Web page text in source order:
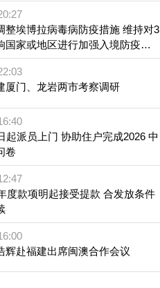
整埃博拉病毒病防疫措施 维持对3
国家或地区进行加强入境防疫措
厦门、龙岩两市考察调研
协助住户完成2026 中
卷
项明起接受提款 合发放条件
辉赴福建出席闽澳合作会议